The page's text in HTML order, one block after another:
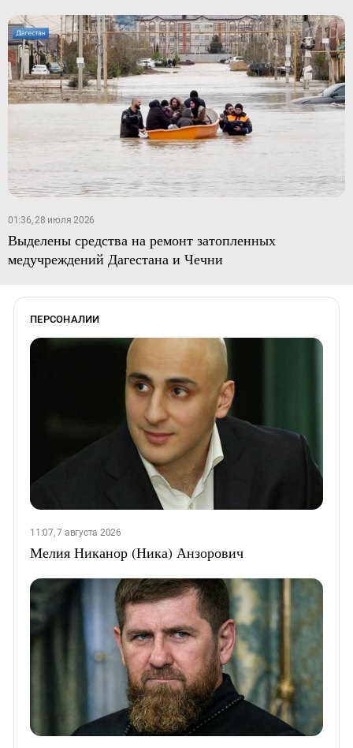
01:36, 28 июля 2026
Выделены средства на ремонт затопленных
медучреждений Дагестана и Чечни
ПЕРСОНАЛИИ
11:07, 7 августа 2026
Мелия Никанор (Ника) Анзорович